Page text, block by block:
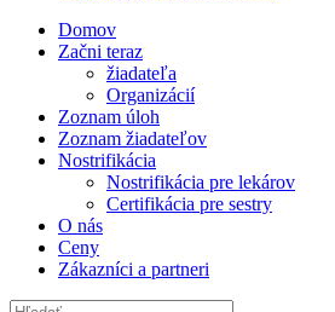
Domov
Začni teraz
žiadateľa
Organizácií
Zoznam úloh
Zoznam žiadateľov
Nostrifikácia
Nostrifikácia pre lekárov
Certifikácia pre sestry
O nás
Ceny
Zákazníci a partneri